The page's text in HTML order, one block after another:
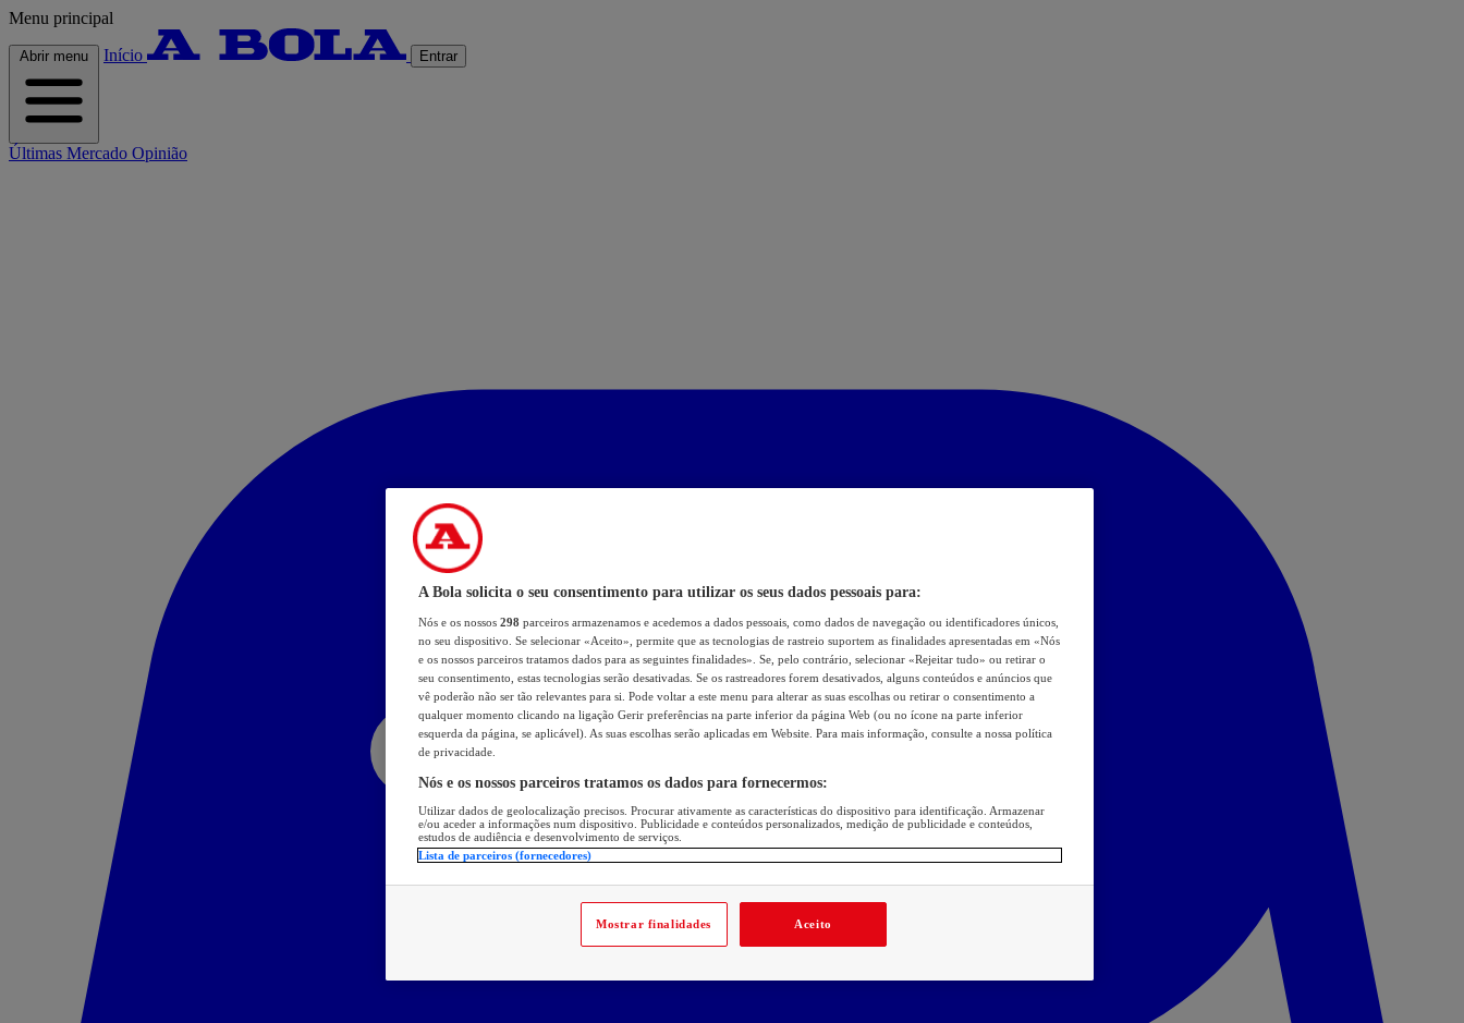
Menu principal
Abrir menu Início Entrar
Últimas Mercado Opinião
A Bola solicita o seu consentimento para utilizar os seus dados pessoais para:
Nós e os nossos 298 parceiros armazenamos e acedemos a dados pessoais, como dados de navegação ou identificadores únicos,
no seu dispositivo. Se selecionar «Aceito», permite que as tecnologias de rastreio suportem as finalidades apresentadas em «Nós
e os nossos parceiros tratamos dados para as seguintes finalidades». Se, pelo contrário, selecionar «Rejeitar tudo» ou retirar o
seu consentimento, estas tecnologias serão desativadas. Se os rastreadores forem desativados, alguns conteúdos e anúncios que
vê poderão não ser tão relevantes para si. Pode voltar a este menu para alterar as suas escolhas ou retirar o consentimento a
qualquer momento clicando na ligação Gerir preferências na parte inferior da página Web (ou no ícone na parte inferior
esquerda da página, se aplicável). As suas escolhas serão aplicadas em Website. Para mais informação, consulte a nossa política
de privacidade.
Nós e os nossos parceiros tratamos os dados para fornecermos:
Utilizar dados de geolocalização precisos. Procurar ativamente as características do dispositivo para identificação. Armazenar
e/ou aceder a informações num dispositivo. Publicidade e conteúdos personalizados, medição de publicidade e conteúdos,
estudos de audiência e desenvolvimento de serviços.
Lista de parceiros (fornecedores)
Mostrar finalidades Aceito